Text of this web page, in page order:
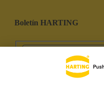
Boletín HARTING
Ir al registro